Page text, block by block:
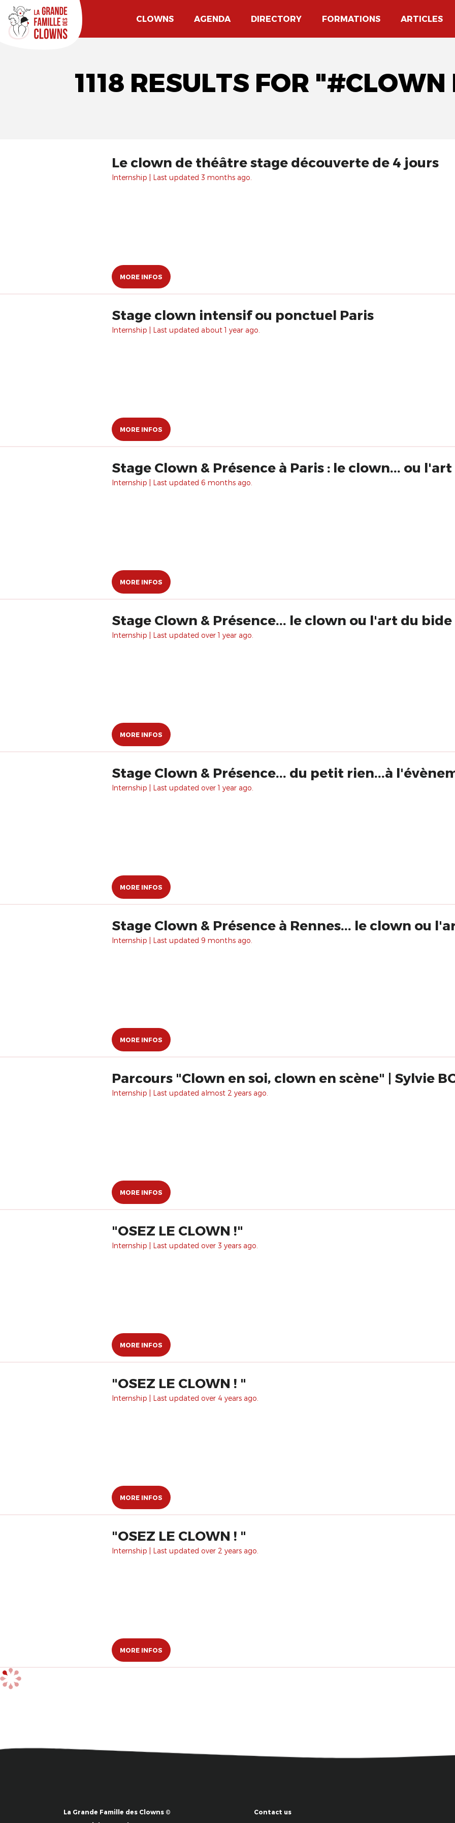
CLOWNS AGENDA DIRECTORY FORMATIONS ARTICLES
1118 RESULTS FOR
Le clown de théâtre stage découverte de 4 jours
Internship | Last updated 3 months ago.
MORE INFOS
Stage clown intensif ou ponctuel Paris
Internship | Last updated about 1 year ago.
MORE INFOS
Stage Clown & Présence à Paris : le clown... ou
Internship | Last updated 6 months ago.
MORE INFOS
Stage Clown & Présence... le clown ou l'art du bide
Internship | Last updated over 1 year ago.
MORE INFOS
Stage Clown & Présence... du petit rien...à
Internship | Last updated over 1 year ago.
MORE INFOS
Stage Clown & Présence à Rennes... le clown ou
Internship | Last updated 9 months ago.
MORE INFOS
Parcours "Clown en soi, clown en scène" | Sylvie
Internship | Last updated almost 2 years ago.
MORE INFOS
​"OSEZ LE CLOWN !"
Internship | Last updated over 3 years ago.
MORE INFOS
"OSEZ LE CLOWN ! "
Internship | Last updated over 4 years ago.
MORE INFOS
"OSEZ LE CLOWN ! "
Internship | Last updated over 2 years ago.
MORE INFOS
La Grande Famille des Clowns ©
Contact us